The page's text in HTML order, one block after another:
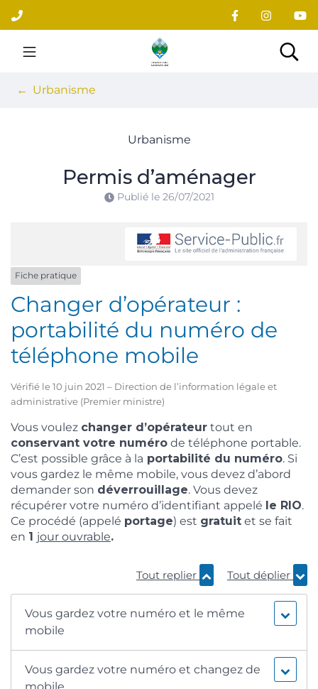
Aller
au
contenu
Site officiel du village
Urbanisme
Urbanisme
Permis d’aménager
Publié le 26/07/2021
Fiche pratique
Changer d’opérateur :
portabilité du numéro de
téléphone mobile
Vérifié le 10 juin 2021 – Direction de l’information légale et
administrative (Premier ministre)
Vous voulez changer d’opérateur tout en
conservant votre numéro de téléphone portable.
C’est possible grâce à la portabilité du numéro. Si
vous gardez le même mobile, vous devez d’abord
demander son déverrouillage. Vous devez
récupérer votre numéro d’identifiant appelé le RIO.
Ce procédé (appelé portage) est gratuit et se fait
en 1 jour ouvrable.
Tout replier Tout déplier
Vous gardez votre numéro et le même
mobile
Vous gardez votre numéro et changez de